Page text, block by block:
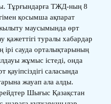
Тұрғындарға ТЖД-ның 8
қосымша ақпарат
маусымында өрт
қажеттігі туралы хабардар
ірі сауда орталықтарының
жұмыс істеді, онда
қауіпсіздігі саласында
жауап ала алды.
Шығыс Қазақстан